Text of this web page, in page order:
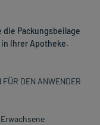
die Packungsbeilage
Ihrer Apotheke.
DEN ANWENDER